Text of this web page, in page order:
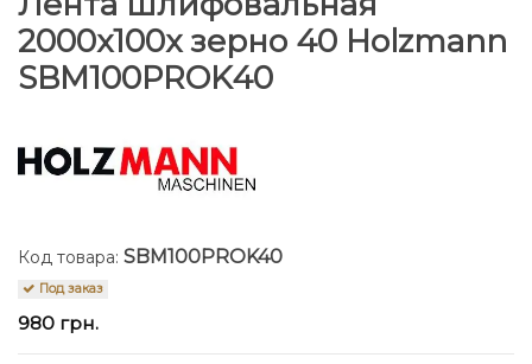
2000x100x зерно 40 Holzmann
SBM100PROK40
Код товара: SBM100PROK40
Под заказ
980 грн.